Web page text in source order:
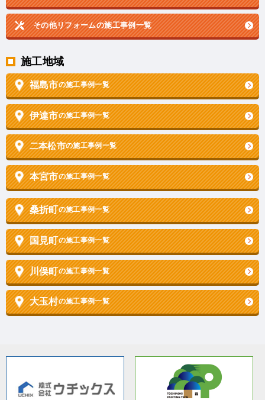
その他リフォームの施工事例一覧
施工地域
福島市の施工事例一覧
伊達市の施工事例一覧
二本松市の施工事例一覧
本宮市の施工事例一覧
桑折町の施工事例一覧
国見町の施工事例一覧
川俣町の施工事例一覧
大玉村の施工事例一覧